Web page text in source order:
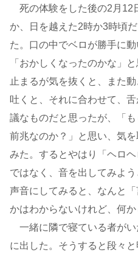
死の体験をした後の2月12
か、日を越えた2時か3時頃
た。口の中でベロが勝手に
「おかしくなったのかな」
止まるが気を抜くと、また
吐くと、それに合わせて、
議なものだと思ったが、「
前兆なのか？」と思い、気
みた。するとやはり「ヘロ
ではなく、音を出してみよ
声音にしてみると、なんと
かはわからないけれど、何か
一緒に隣で寝ている者が
に出した。そうすると段々